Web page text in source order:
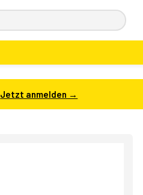
Jetzt anmelden →